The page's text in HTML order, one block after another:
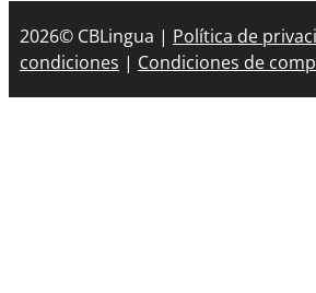
2026© CBLingua | Política de
condiciones | Condiciones de